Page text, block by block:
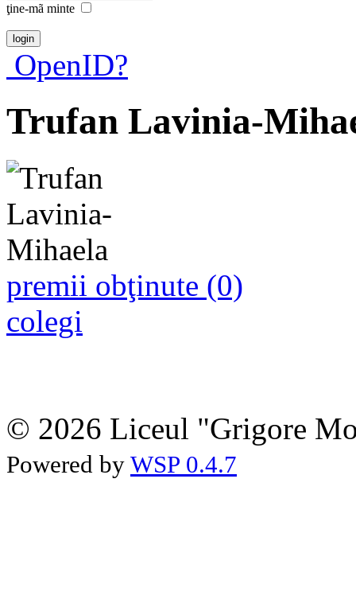
ţine-mã minte
OpenID?
Trufan Lavinia-
premii obţinute (0)
colegi
© 2026 Liceul "Grigore
Powered by WSP 0.4.7